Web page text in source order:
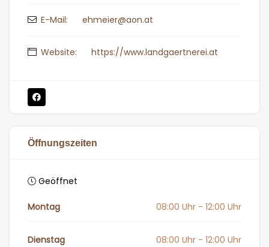
E-Mail: ehmeier@aon.at
Website: https://www.landgaertnerei.at
Öffnungszeiten
Geöffnet
Montag 08:00 Uhr - 12:00 Uhr
Dienstag 08:00 Uhr - 12:00 Uhr